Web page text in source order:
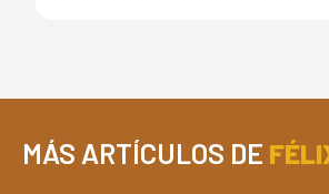
MÁS ARTÍCULOS DE